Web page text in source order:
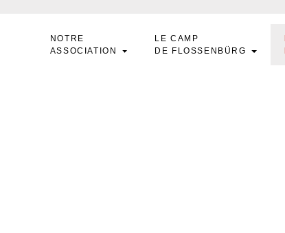
NOTRE
ASSOCIATION
LE CAMP
DE FLOSSENBÜRG